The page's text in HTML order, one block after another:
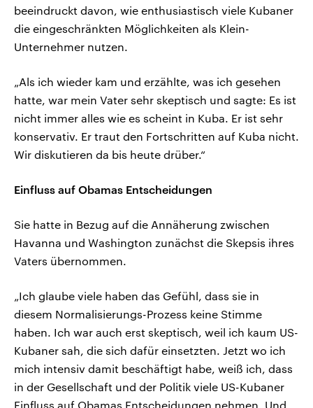
beeindruckt davon, wie enthusiastisch viele Kubaner
die eingeschränkten Möglichkeiten als Klein-
Unternehmer nutzen.
„Als ich wieder kam und erzählte, was ich gesehen
hatte, war mein Vater sehr skeptisch und sagte: Es ist
nicht immer alles wie es scheint in Kuba. Er ist sehr
konservativ. Er traut den Fortschritten auf Kuba nicht.
Wir diskutieren da bis heute drüber.“
Einfluss auf Obamas Entscheidungen
Sie hatte in Bezug auf die Annäherung zwischen
Havanna und Washington zunächst die Skepsis ihres
Vaters übernommen.
„Ich glaube viele haben das Gefühl, dass sie in
diesem Normalisierungs-Prozess keine Stimme
haben. Ich war auch erst skeptisch, weil ich kaum US-
Kubaner sah, die sich dafür einsetzten. Jetzt wo ich
mich intensiv damit beschäftigt habe, weiß ich, dass
in der Gesellschaft und der Politik viele US-Kubaner
Einfluss auf Obamas Entscheidungen nehmen. Und